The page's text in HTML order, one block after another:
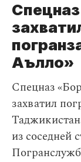
Аълло»
Спецназ
захватил
из соседней